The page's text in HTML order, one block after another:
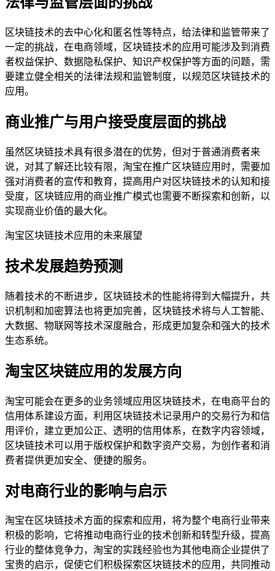
区块链技术的去中心化和匿名性等特点，给法律和监管带来了
一定的挑战，在电商领域，区块链技术的应用可能涉及到消费
者权益保护、数据隐私保护、知识产权保护等方面的问题，需
要建立健全相关的法律法规和监管制度，以规范区块链技术的
应用。
商业推广与用户接受度层面的挑战
虽然区块链技术具有很多潜在的优势，但对于普通消费者来
说，对其了解还比较有限，淘宝在推广区块链应用时，需要加
强对消费者的宣传和教育，提高用户对区块链技术的认知和接
受度，区块链应用的商业推广模式也需要不断探索和创新，以
实现商业价值的最大化。
淘宝区块链技术应用的未来展望
技术发展趋势预测
随着技术的不断进步，区块链技术的性能将得到大幅提升，共
识机制和加密算法也将更加完善，区块链技术将与人工智能、
大数据、物联网等技术深度融合，形成更加复杂和强大的技术
生态系统。
淘宝区块链应用的发展方向
淘宝可能会在更多的业务领域应用区块链技术，在电商平台的
信用体系建设方面，利用区块链技术记录用户的交易行为和信
用评价，建立更加公正、透明的信用体系，在数字内容领域，
区块链技术可以用于版权保护和数字资产交易，为创作者和消
费者提供更加安全、便捷的服务。
对电商行业的影响与启示
淘宝在区块链技术方面的探索和应用，将为整个电商行业带来
积极的影响，它将推动电商行业的技术创新和转型升级，提高
行业的整体竞争力，淘宝的实践经验也为其他电商企业提供了
宝贵的启示，促使它们积极探索区块链技术的应用，共同推动